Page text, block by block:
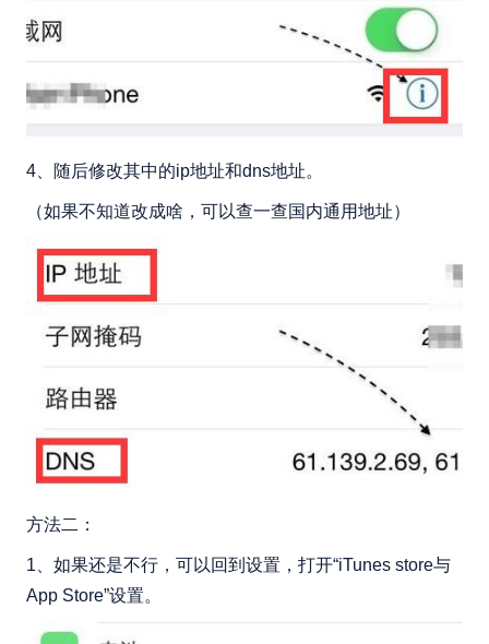
4、随后修改其中的ip地址和dns地址。
（如果不知道改成啥，可以查一查国内通用地址）
方法二：
1、如果还是不行，可以回到设置，打开“iTunes store与
App Store”设置。